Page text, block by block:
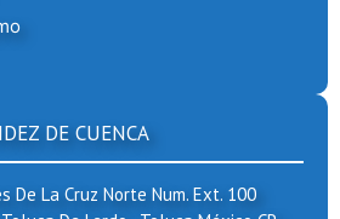
DE CUENCA
De La Cruz Norte Num. Ext. 100